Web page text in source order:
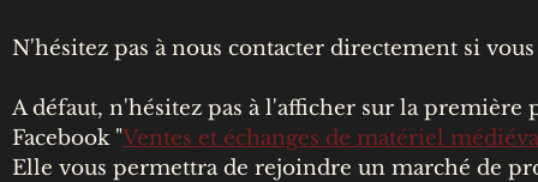
N'hésitez pas à nous contacter directement si
A défaut, n'hésitez pas à l'afficher sur la
Facebook "Ventes et échanges de matériel
Elle vous permettra de rejoindre un marché de